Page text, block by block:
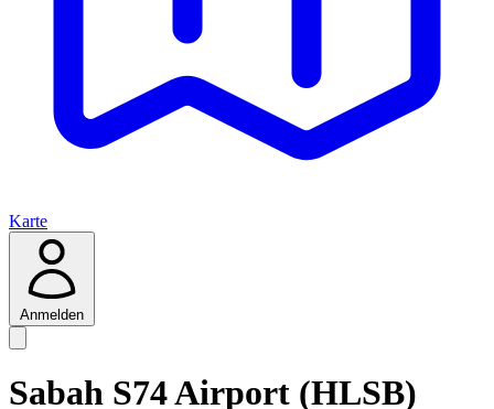
Karte
Anmelden
Sabah S74 Airport (HLSB)